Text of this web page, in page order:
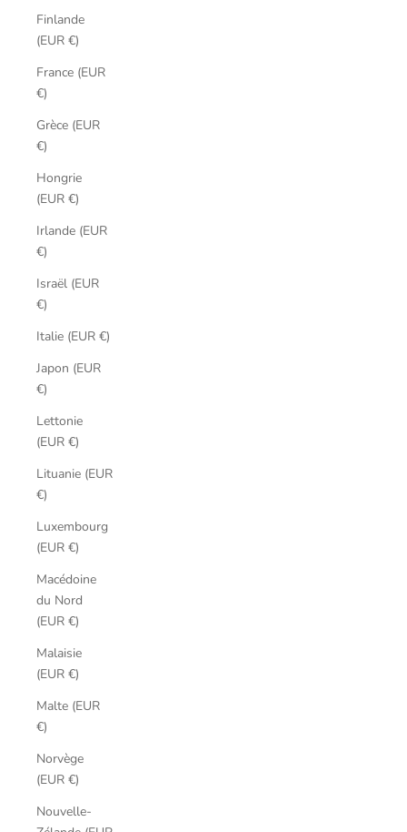
Finlande
(EUR €)
France (EUR
€)
Grèce (EUR
€)
Hongrie
(EUR €)
Irlande (EUR
€)
Israël (EUR
€)
Italie (EUR €)
Japon (EUR
€)
Lettonie
(EUR €)
Lituanie (EUR
€)
Luxembourg
(EUR €)
Macédoine
du Nord
(EUR €)
Malaisie
(EUR €)
Malte (EUR
€)
Norvège
(EUR €)
Nouvelle-